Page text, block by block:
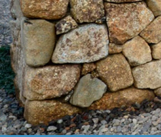
コンテンツへスキップ